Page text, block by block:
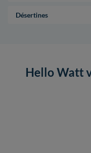
Désertines
Hello Watt